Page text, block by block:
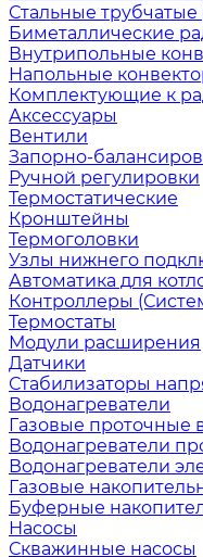
Стальные
Биметаллические
Внутрипольные
Напольные
Комплектующие к
Аксессуары
Вентили
Запорно-
Ручной регулировки
Термостатические
Кронштейны
Термоголовки
Узлы нижнего
Автоматика для
Контроллеры
Термостаты
Модули расширения
Датчики
Стабилизаторы
Водонагреватели
Газовые проточные
Водонагреватели
Водонагреватели
Газовые
Буферные
Насосы
Скважинные насосы